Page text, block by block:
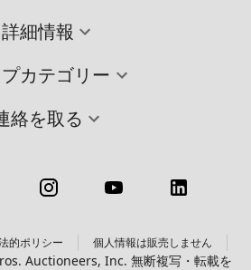
詳細情報
プカテゴリー
絡を取る
的ポリシー 個人情報は販売しません
Auctioneers, Inc. 無断複写・転載を